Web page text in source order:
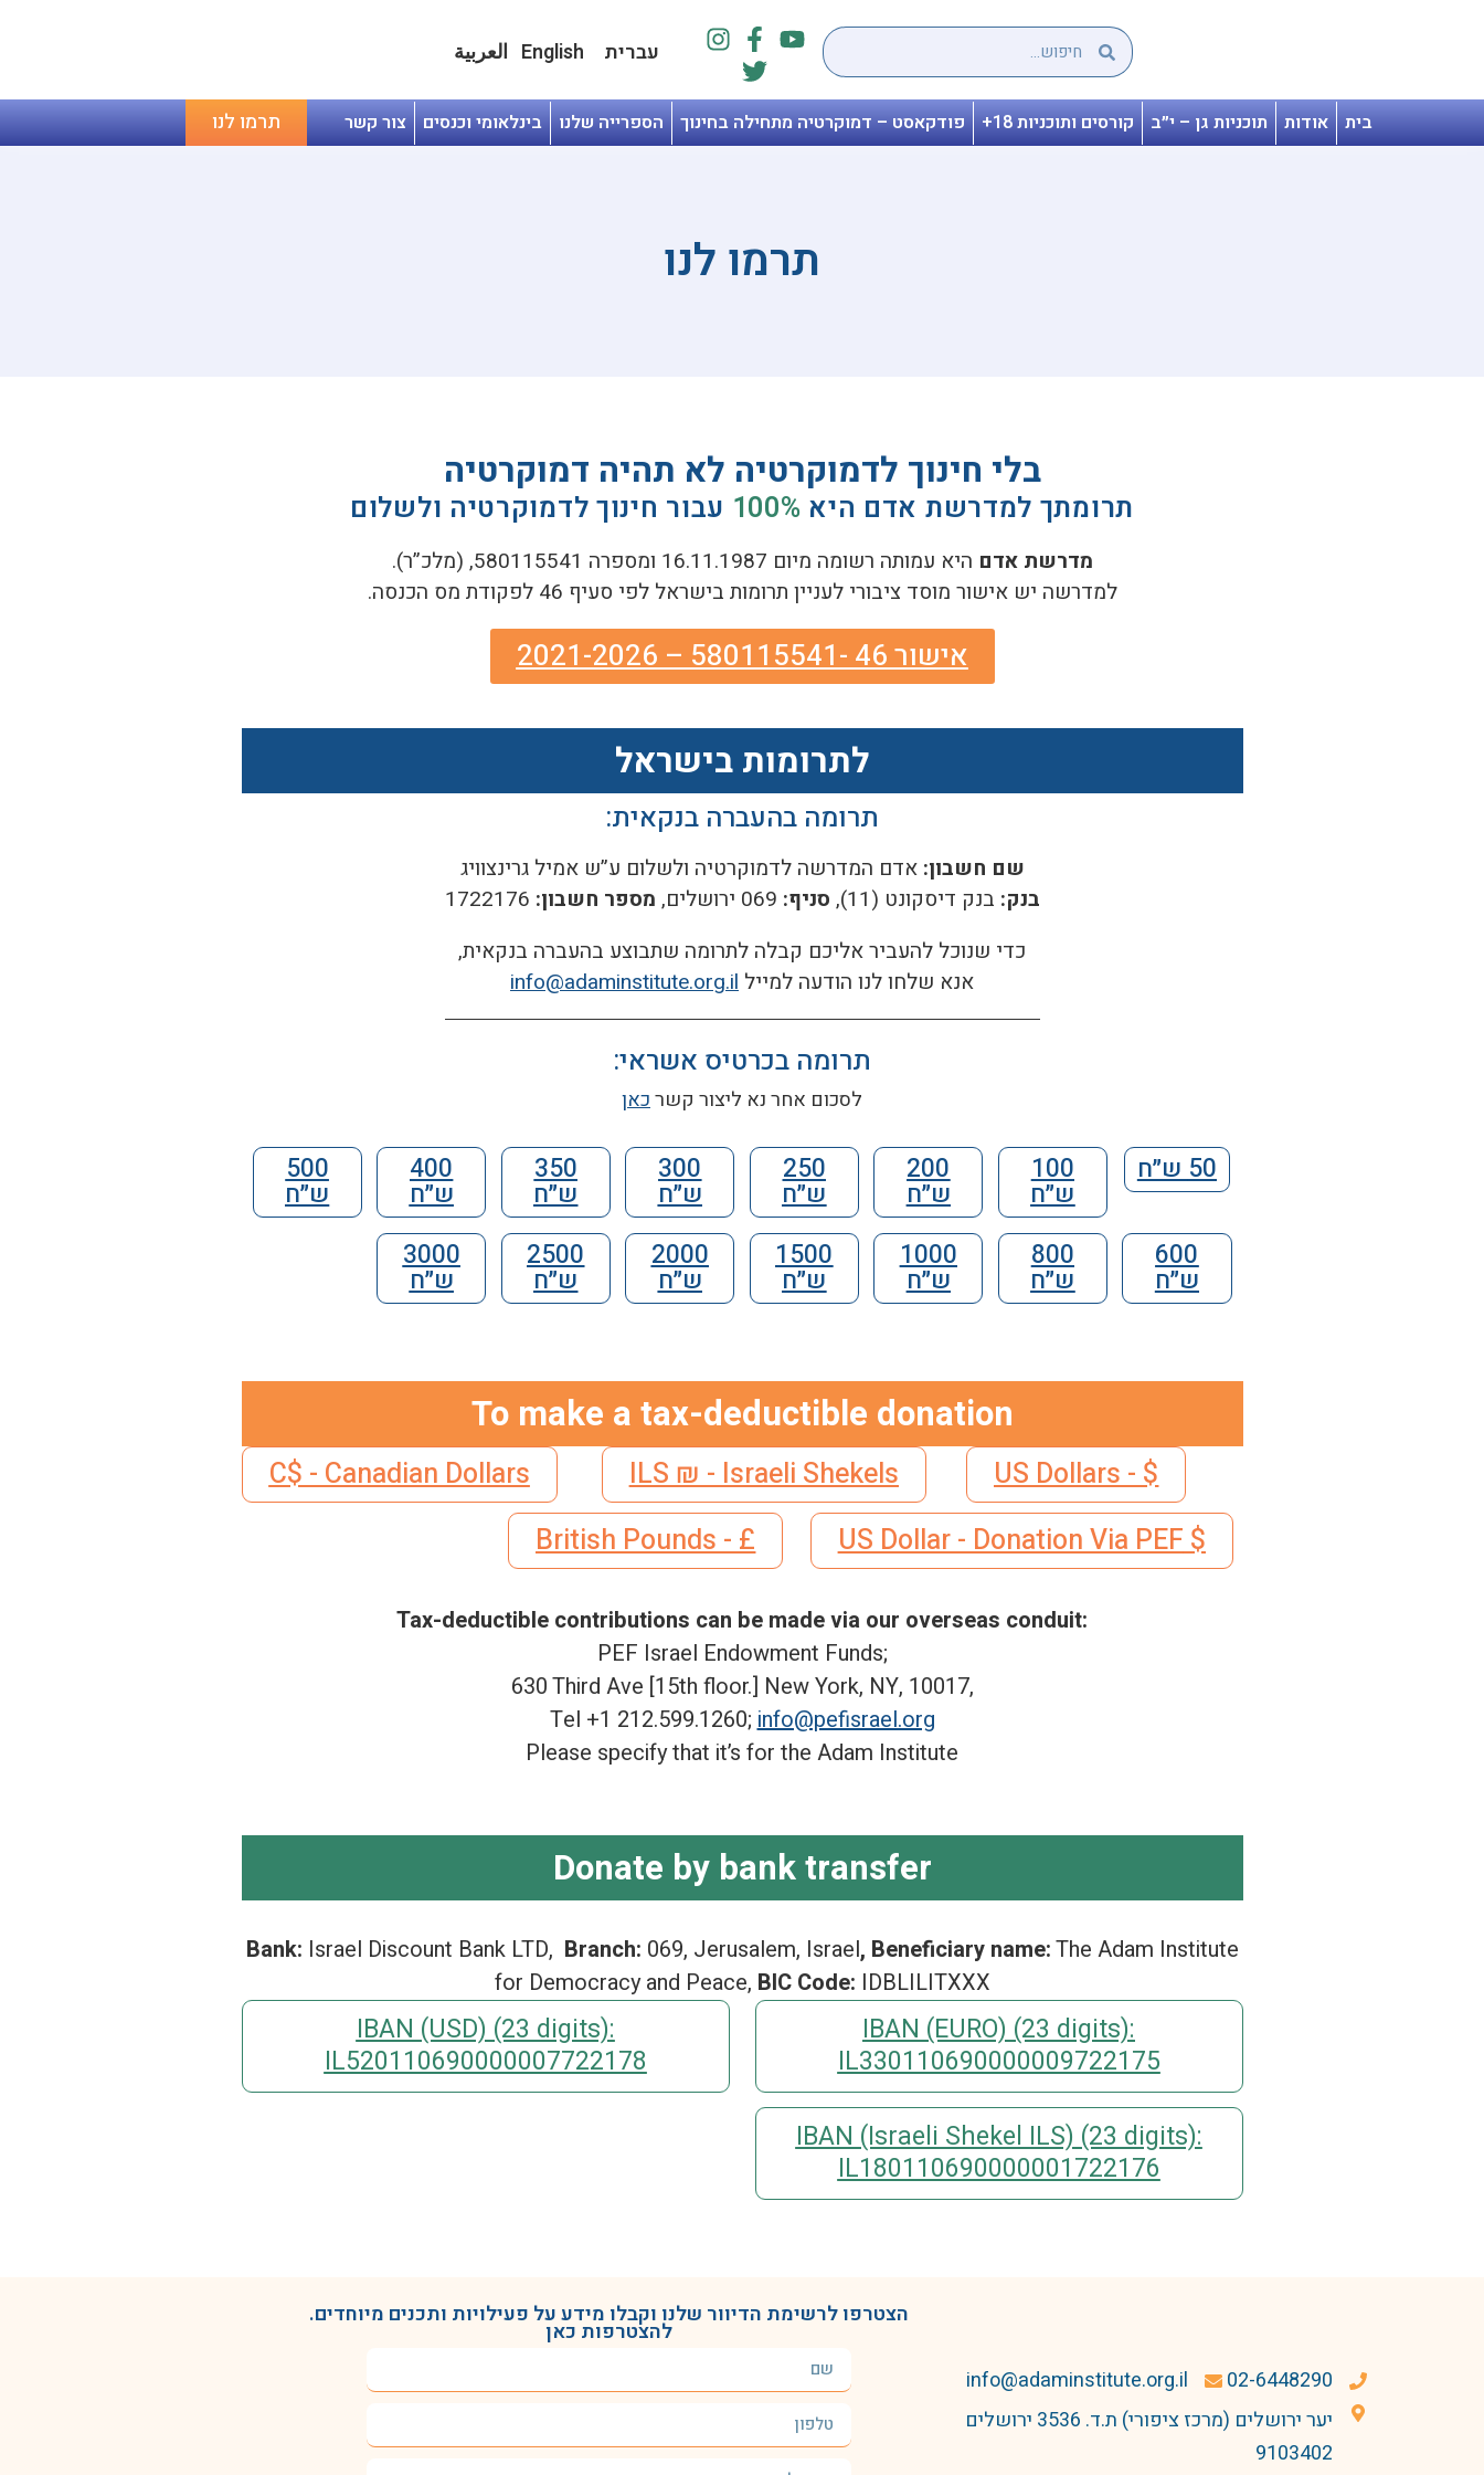
עברית English العربية
בית אודות תוכניות גן – י״ב קורסים ותוכניות 18+ פודקאסט – דמוקרטיה מתחילה בחינוך הספרייה שלנו בינלאומי וכנסים צור קשר תרמו לנו
תרמו לנו
בלי חינוך לדמוקרטיה לא תהיה דמוקרטיה
תרומתך למדרשת אדם היא 100% עבור חינוך לדמוקרטיה ולשלום
מדרשת אדם היא עמותה רשומה מיום 16.11.1987 ומספרה 580115541, (מלכ”ר).
למדרשה יש אישור מוסד ציבורי לעניין תרומות בישראל לפי סעיף 46 לפקודת מס הכנסה.
אישור 46 -580115541 – 2021-2026
לתרומות בישראל
תרומה בהעברה בנקאית:
שם חשבון: אדם המדרשה לדמוקרטיה ולשלום ע”ש אמיל גרינצוויג
בנק: בנק דיסקונט (11), סניף: מספר חשבון:
כדי שנוכל להעביר אליכם קבלה לתרומה שתבוצע בהעברה בנקאית,
אנא שלחו לנו הודעה למייל info@adaminstitute.org.il
תרומה בכרטיס אשראי:
לסכום אחר נא ליצור קשרכאן
50 ש״ח 100
ש״ח
200
ש״ח
250
ש״ח
300
ש״ח
350
ש״ח
400
ש״ח
500
ש״ח
600
ש״ח
800
ש״ח
1000
ש״ח
1500
ש״ח
2000
ש״ח
2500
ש״ח
3000
ש״ח
To make a tax-deductible donation
$ - US Dollars
$ US Dollar - Donation Via PEF
ILS ₪ - Israeli Shekels
£ - British Pounds
C$ - Canadian Dollars
Tax-deductible contributions can be made via our overseas conduit:
PEF Israel Endowment Funds;
630 Third Ave [15th floor.] New York, NY, 10017,
Tel +1 212.599.1260; info@pefisrael.org
Please specify that it’s for the Adam Institute
Donate by bank transfer
Bank: Israel Discount Bank LTD, Branch: 069, Jerusalem, Israel, Beneficiary name:The Adam Institute
for Democracy and Peace, BIC Code: IDBLILITXXX
IBAN (EURO) (23 digits):
IL330110690000009722175
IBAN (USD) (23 digits):
IL520110690000007722178
IBAN (Israeli Shekel ILS) (23 digits):
IL180110690000001722176
02-6448290
info@adaminstitute.org.il
יער ירושלים (מרכז ציפורי) ת.ד. 3536 ירושלים
9103402
הצטרפו לרשימת הדיוור שלנו וקבלו מידע על פעילויות ותכנים מיוחדים.
להצטרפות כאן